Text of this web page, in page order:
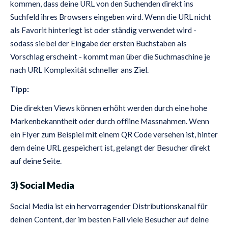
kommen, dass deine URL von den Suchenden direkt ins
Suchfeld ihres Browsers eingeben wird. Wenn die URL nicht
als Favorit hinterlegt ist oder ständig verwendet wird -
sodass sie bei der Eingabe der ersten Buchstaben als
Vorschlag erscheint - kommt man über die Suchmaschine je
nach URL Komplexität schneller ans Ziel.
Tipp:
Die direkten Views können erhöht werden durch eine hohe
Markenbekanntheit oder durch offline Massnahmen. Wenn
ein Flyer zum Beispiel mit einem QR Code versehen ist, hinter
dem deine URL gespeichert ist, gelangt der Besucher direkt
auf deine Seite.
3) Social Media
Social Media ist ein hervorragender Distributionskanal für
deinen Content, der im besten Fall viele Besucher auf deine